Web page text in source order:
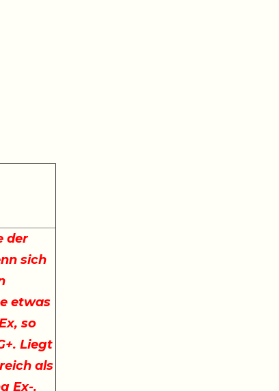
der
sich
etwas
so
Liegt
als
Ex-.